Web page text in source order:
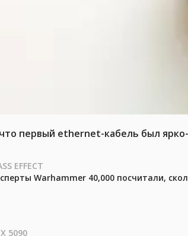
первый ethernet-кабель был
EFFECT
Warhammer 40,000 посчитали,
5090